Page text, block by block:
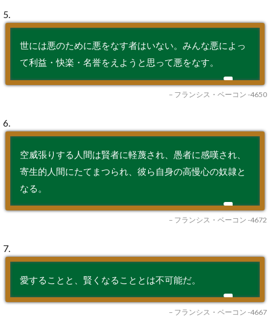
5.
世には悪のために悪をなす者はいない。みんな悪によっ
て利益・快楽・名誉をえようと思って悪をなす。
– フランシス・ベーコン -4650
6.
空威張りする人間は賢者に軽蔑され、愚者に感嘆され、
寄生的人間にたてまつられ、彼ら自身の高慢心の奴隷と
なる。
– フランシス・ベーコン -4672
7.
愛することと、賢くなることとは不可能だ。
– フランシス・ベーコン -4667